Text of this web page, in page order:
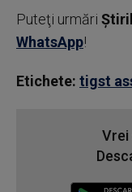
Puteţi urmări
WhatsApp!
Etichete: tigst
Vrei